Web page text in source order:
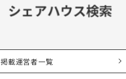
掲載運営者一覧